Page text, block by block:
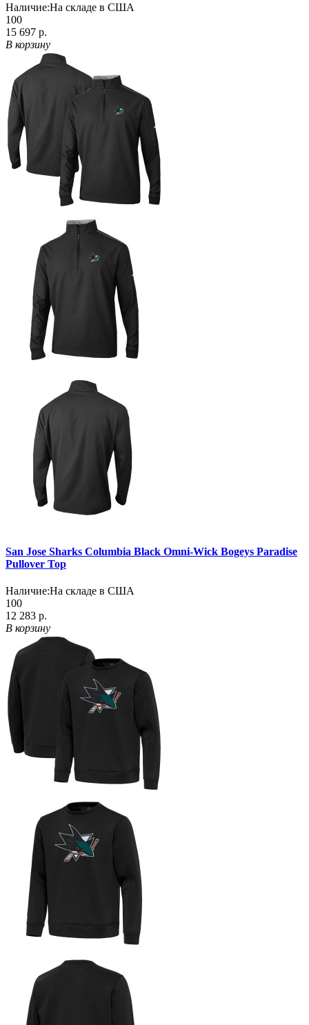
Наличие:На складе в США
100
15 697 р.
В корзину
San Jose Sharks Columbia Black Omni-Wick Bogeys Paradise
Pullover Top
Наличие:На складе в США
100
12 283 р.
В корзину